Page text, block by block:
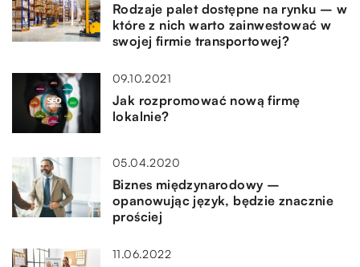
Rodzaje palet dostępne na rynku – w
które z nich warto zainwestować w
swojej firmie transportowej?
09.10.2021
Jak rozpromować nową firmę
lokalnie?
05.04.2020
Biznes międzynarodowy –
opanowując język, będzie znacznie
prościej
11.06.2022